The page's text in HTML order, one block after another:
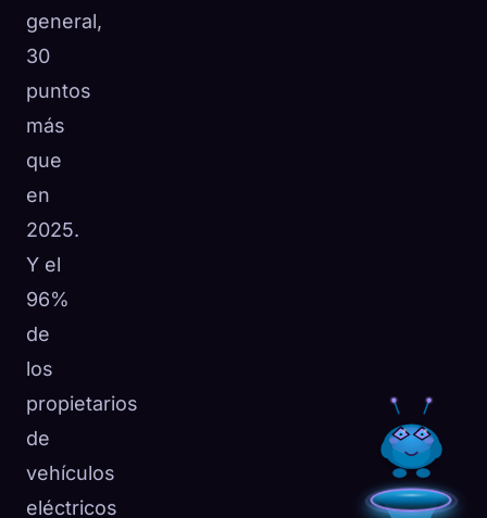
general,
30
puntos
más
que
en
2025.
Y el
96%
de
los
propietarios
de
vehículos
eléctricos